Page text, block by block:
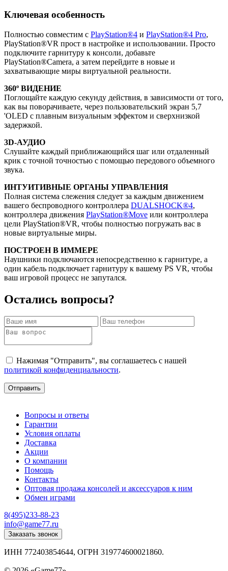
Ключевая особенность
Полностью совместим с PlayStation®4 и PlayStation®4 Pro,
PlayStation®VR прост в настройке и использовании. Просто
подключите гарнитуру к консоли, добавьте
PlayStation®Camera, а затем перейдите в новые и
захватывающие миры виртуальной реальности.
360º ВИДЕНИЕ
Поглощайте каждую секунду действия, в зависимости от того,
как вы поворачиваете, через пользовательский экран 5,7
'OLED с плавным визуальным эффектом и сверхнизкой
задержкой.
3D-АУДИО
Слушайте каждый приближающийся шаг или отдаленный
крик с точной точностью с помощью передового объемного
звука.
ИНТУИТИВНЫЕ ОРГАНЫ УПРАВЛЕНИЯ
Полная система слежения следует за каждым движением
вашего беспроводного контроллера DUALSHOCK®4,
контроллера движения PlayStation®Move или контроллера
цели PlayStation®VR, чтобы полностью погружать вас в
новые виртуальные миры.
ПОСТРОЕН В ИММЕРЕ
Наушники подключаются непосредственно к гарнитуре, а
один кабель подключает гарнитуру к вашему PS VR, чтобы
ваш игровой процесс не запутался.
Остались вопросы?
Нажимая "Отправить", вы соглашаетесь с нашей
политикой конфиденциальности.
Отправить
Вопросы и ответы
Гарантии
Условия оплаты
Доставка
Акции
О компании
Помощь
Контакты
Оптовая продажа консолей и аксессуаров к ним
Обмен играми
8(495)233-88-23
info@game77.ru
Заказать звонок
ИНН 772403854644, ОГРН 319774600021860.